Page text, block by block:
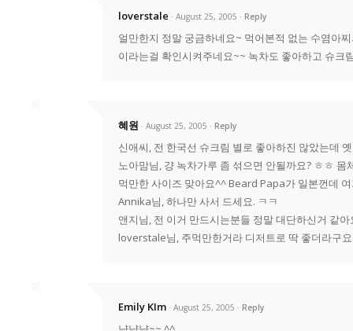
loverstale · August 25, 2005 Reply
얼만한지 정말 궁금하네요~ 먹어본적 없는 수염아
이라는걸 확인시켜주네요~~ 녹차도 좋아하고 슈
혜원 · August 25, 2005 Reply
신애씨, 전 한국선 슈크림 별로 좋아하진 않았는데
노아맘님, 걍 녹차가루 좀 섞으면 안될까요? ㅎㅎ
먹만한 사이즈 맞아요^^ Beard Papa가 일본껀데
Annika님, 하나만 사서 드세요. ㅋㅋ
앤지님, 전 이거 만드시는분들 정말 대단하신거 같아
loverstale님, 주먹만한거라 디저트로 딱 좋더라구
Emily KIm · August 25, 2005 Reply